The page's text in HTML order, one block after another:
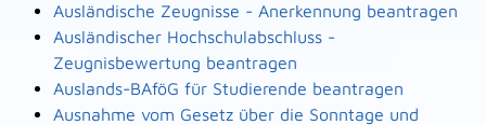
Ausländische Zeugnisse - Anerkennung beantragen
Ausländischer Hochschulabschluss -
Zeugnisbewertung beantragen
Auslands-BAföG für Studierende beantragen
Ausnahme vom Gesetz über die Sonntage und